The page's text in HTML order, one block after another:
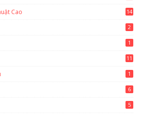
Cao 14
2
1
11
1
6
5